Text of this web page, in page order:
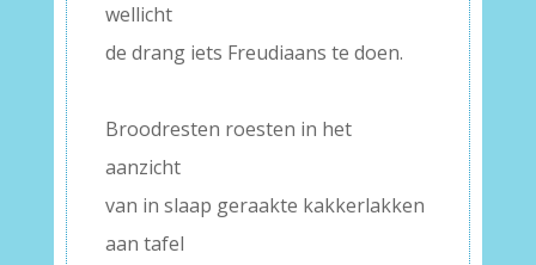
wellicht
de drang iets Freudiaans te doen.
Broodresten roesten in het
aanzicht
van in slaap geraakte kakkerlakken
aan tafel